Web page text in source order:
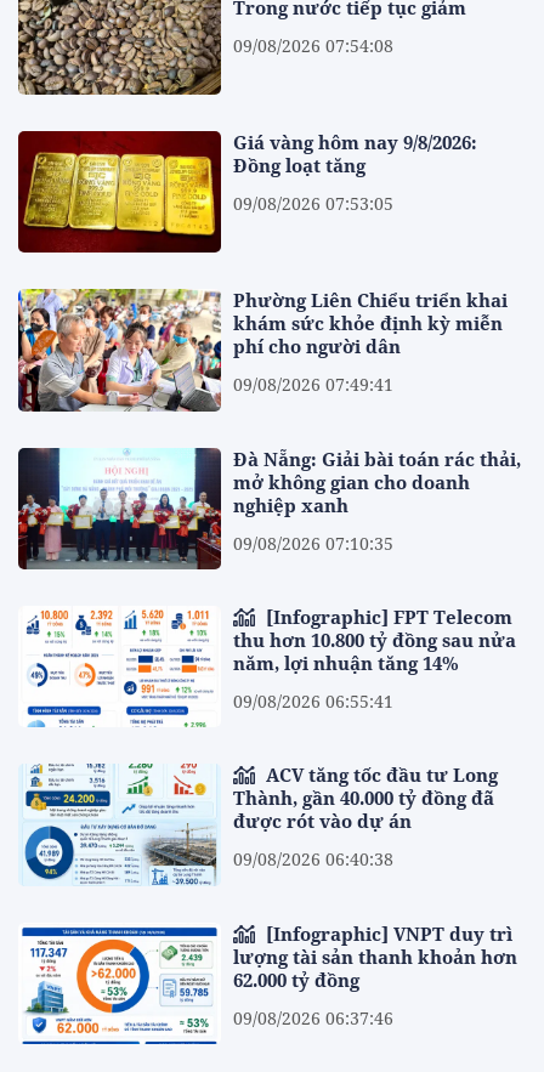
Trong nước tiếp tục giảm
09/08/2026 07:54:08
Giá vàng hôm nay 9/8/2026:
Đồng loạt tăng
09/08/2026 07:53:05
Phường Liên Chiểu triển khai
khám sức khỏe định kỳ miễn
phí cho người dân
09/08/2026 07:49:41
Đà Nẵng: Giải bài toán rác thải,
mở không gian cho doanh
nghiệp xanh
09/08/2026 07:10:35
thu hơn 10.800 tỷ đồng sau nửa
năm, lợi nhuận tăng 14%
09/08/2026 06:55:41
ACV tăng tốc đầu tư Long
Thành, gần 40.000 tỷ đồng đã
được rót vào dự án
09/08/2026 06:40:38
lượng tài sản thanh khoản hơn
62.000 tỷ đồng
09/08/2026 06:37:46